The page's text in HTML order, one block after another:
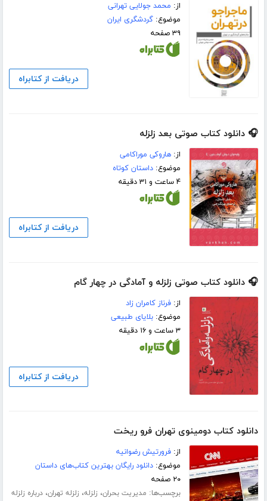
از: محمد جولایی تهرانی
موضوع:گردشگری ایران
۳۹ صفحه
دریافت از کتابراه
🎧 دانلود کتاب صوتی بعد زلزله
از:هاروکی موراکامی
موضوع:داستان کوتاه
۴ ساعت و ۳۱ دقیقه
دریافت از کتابراه
🎧 دانلود کتاب صوتی زلزله و آمادگی در چهار گام
از:فرناز کامران زاد
موضوع:بلایای طبیعی
۳ ساعت و ۱۶ دقیقه
دریافت از کتابراه
دانلود کتاب دومینوی تهران فرو ریخت
از:فرورتیش رضوانیه
موضوع:دانلود رایگان بهترین کتاب‌های داستان
۲۰ صفحه
برچسب‌ها: مدیریت بحران، زلزله، زلزله تهران،درباره زلزله